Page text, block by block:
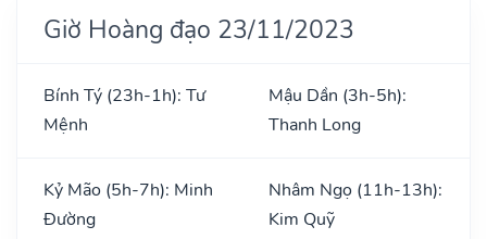
Giờ Hoàng đạo 23/11/2023
Bính Tý (23h-1h): Tư
Mệnh
Mậu Dần (3h-5h):
Thanh Long
Kỷ Mão (5h-7h): Minh
Đường
Nhâm Ngọ (11h-13h):
Kim Quỹ